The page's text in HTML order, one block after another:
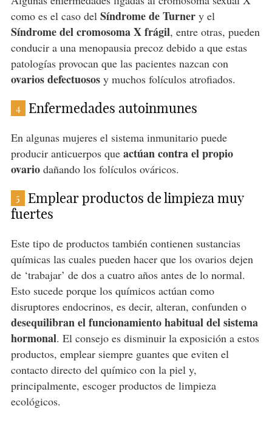
como es el caso del Síndrome de Turnery el
Síndrome del cromosoma X frágil, entre otras, pueden
conducir a una menopausia precoz debido a que estas
patologías provocan que las pacientes nazcan con
ovarios defectuososy muchos folículos atrofiados.
4 Enfermedades autoinmunes
En algunas mujeres el sistema inmunitario puede
producir anticuerpos que actúan contra el propio
ovariodañando los folículos ováricos.
5
Emplear productos de limpieza muy
fuertes
Este tipo de productos también contienen sustancias
químicas las cuales pueden hacer que los ovarios dejen
de ‘trabajar’ de dos a cuatro años antes de lo normal.
Esto sucede porque los químicos actúan como
disruptores endocrinos, es decir, alteran, confunden o
desequilibran el funcionamiento habitual del sistema
hormonal. El consejo es disminuir la exposición a estos
productos, emplear siempre guantes que eviten el
contacto directo del químico con la piel y,
principalmente, escoger productos de limpieza
ecológicos.